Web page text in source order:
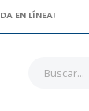
EN LÍNEA!